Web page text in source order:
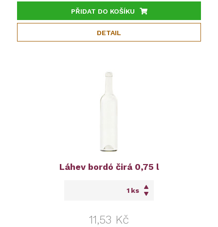
PŘIDAT DO KOŠÍKU
DETAIL
Láhev bordó čirá 0,75 l
ks
11,53 Kč